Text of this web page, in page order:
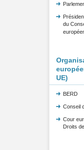
du
UE)
BERD
Conseil
Cour
Droits